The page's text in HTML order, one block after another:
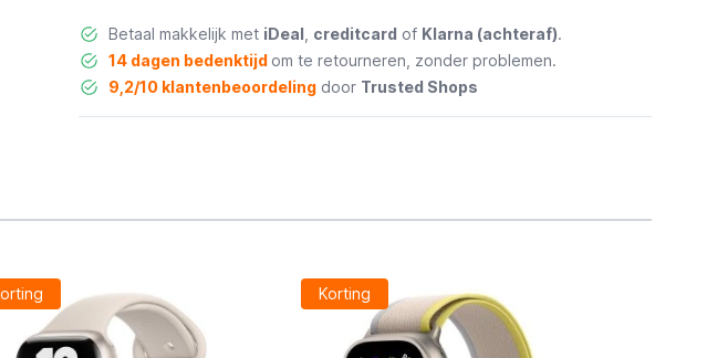
Betaal makkelijk met iDeal creditcard of Klarna (achteraf).
14 dagen bedenktijd om te retourneren, zonder problemen.
9,2/10 klantenbeoordelingdoor Trusted Shops
Korting